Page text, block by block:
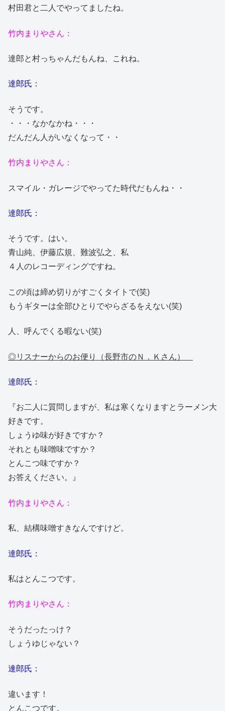
村田君と二人でやってましたね。
竹内まりやさん：
達郎と村っちゃんだもんね、これね。
達郎氏：
そうです。
・・・なかなかね・・・
だんだん人がいなくなって・・
竹内まりやさん：
スマイル・ガレージでやってた時代だもんね・・
達郎氏：
そうです。はい。
青山純、伊藤広規、難波弘之、私
４人のレコーディングですね。
この頃は締め切りがすごくタイトで(笑)
もうギターは全部ひとりでやらざるをえない(笑)
人、呼んでくる暇ない(笑)
◎リスナーからのお便り（長野市のＮ．Ｋさん）
達郎氏：
『お二人に質問しますが、私は寒くなりますとラーメン大
好きです。
しょうゆ味が好きですか？
それとも味噌味ですか？
とんこつ味ですか？
お答えください。』
竹内まりやさん：
私、結構味噌すきなんですけど。
達郎氏：
私はとんこつです。
竹内まりやさん：
そうだったっけ？
しょうゆじゃない？
達郎氏：
違います！
とんこつです。